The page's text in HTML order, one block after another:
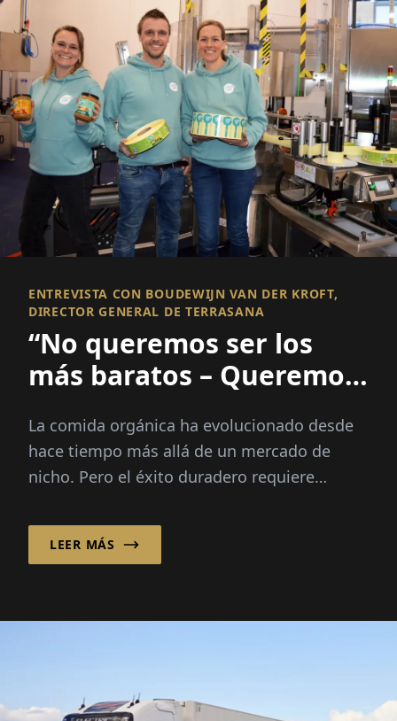
ENTREVISTA CON BOUDEWIJN VAN DER KROFT,
DIRECTOR GENERAL DE TERRASANA
“No queremos ser los
más baratos – Queremos
La comida orgánica ha evolucionado desde
hace tiempo más allá de un mercado de
nicho. Pero el éxito duradero requiere
Boudewijn van der Kroft explica...
LEER MÁS